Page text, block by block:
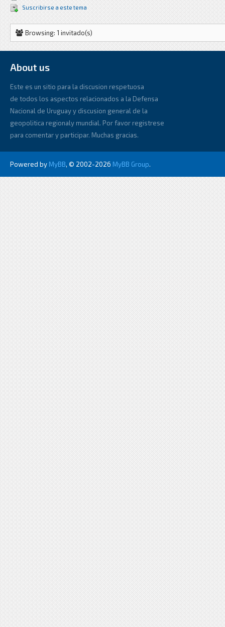
Suscribirse a este tema
Browsing: 1 invitado(s)
About us
Este es un sitio para la discusion respetuosa
de todos los aspectos relacionados a la Defensa
Nacional de Uruguay y discusion general de la
geopolitica regionaly mundial. Por favor registrese
para comentar y participar. Muchas gracias.
Powered by MyBB, © 2002-2026 MyBB Group.